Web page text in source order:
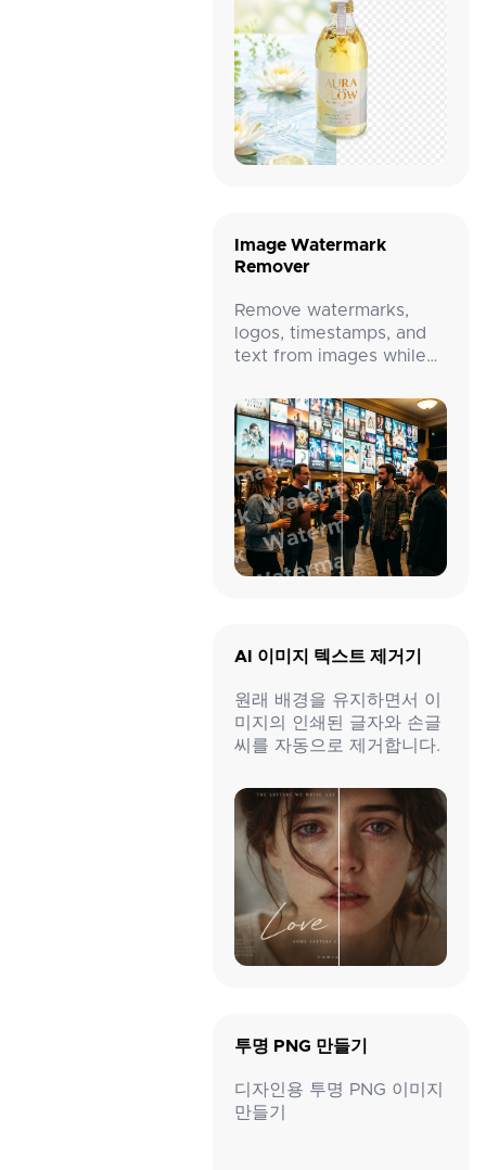
Image Watermark
Remover
Remove watermarks,
logos, timestamps, and
text from images while
AI 이미지 텍스트 제거기
원래 배경을 유지하면서 이
미지의 인쇄된 글자와 손글
씨를 자동으로 제거합니다.
투명 PNG 만들기
디자인용 투명 PNG 이미지
만들기